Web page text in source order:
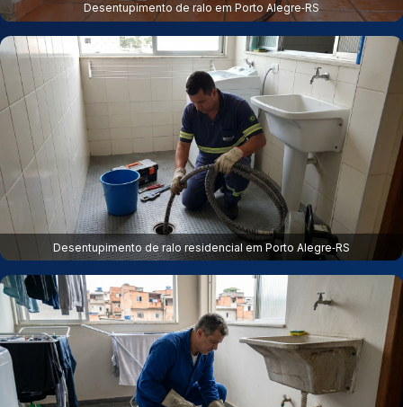
Desentupimento de ralo em Porto Alegre‑RS
Desentupimento de ralo residencial em Porto Alegre‑RS